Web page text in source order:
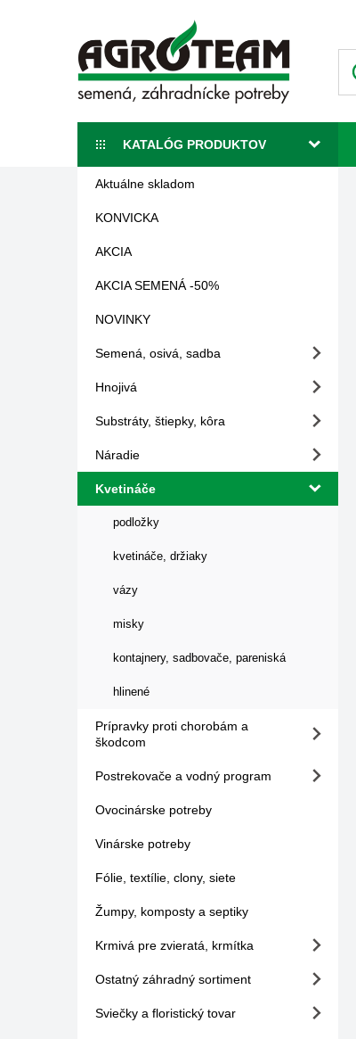
KATALÓG PRODUKTOV
Aktuálne skladom
KONVICKA
AKCIA
AKCIA SEMENÁ -50%
NOVINKY
Semená, osivá, sadba
Hnojivá
Substráty, štiepky, kôra
Náradie
Kvetináče
podložky
kvetináče, držiaky
vázy
misky
kontajnery, sadbovače, pareniská
hlinené
Prípravky proti chorobám a
škodcom
Postrekovače a vodný program
Ovocinárske potreby
Vinárske potreby
Fólie, textílie, clony, siete
Žumpy, komposty a septiky
Krmivá pre zvieratá, krmítka
Ostatný záhradný sortiment
Sviečky a floristický tovar